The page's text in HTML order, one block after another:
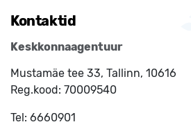
Kontaktid
Keskkonnaagentuur
Mustamäe tee 33, Tallinn, 10616
Reg.kood: 70009540
Tel: 6660901